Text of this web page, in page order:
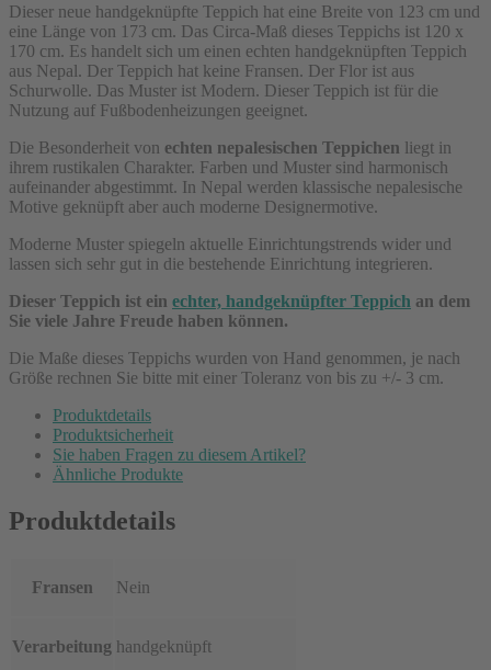
Dieser neue handgeknüpfte Teppich hat eine Breite von 123 cm und
eine Länge von 173 cm. Das Circa-Maß dieses Teppichs ist 120 x
170 cm. Es handelt sich um einen echten handgeknüpften Teppich
aus Nepal. Der Teppich hat keine Fransen. Der Flor ist aus
Schurwolle. Das Muster ist Modern. Dieser Teppich ist für die
Nutzung auf Fußbodenheizungen geeignet.
Die Besonderheit von echten nepalesischen Teppichen liegt in
ihrem rustikalen Charakter. Farben und Muster sind harmonisch
aufeinander abgestimmt. In Nepal werden klassische nepalesische
Motive geknüpft aber auch moderne Designermotive.
Moderne Muster spiegeln aktuelle Einrichtungstrends wider und
lassen sich sehr gut in die bestehende Einrichtung integrieren.
Dieser Teppich ist ein echter, handgeknüpfter Teppich an dem
Sie viele Jahre Freude haben können.
Die Maße dieses Teppichs wurden von Hand genommen, je nach
Größe rechnen Sie bitte mit einer Toleranz von bis zu +/- 3 cm.
Produktdetails
Produktsicherheit
Sie haben Fragen zu diesem Artikel?
Ähnliche Produkte
Produktdetails
Fransen Nein
Verarbeitung handgeknüpft